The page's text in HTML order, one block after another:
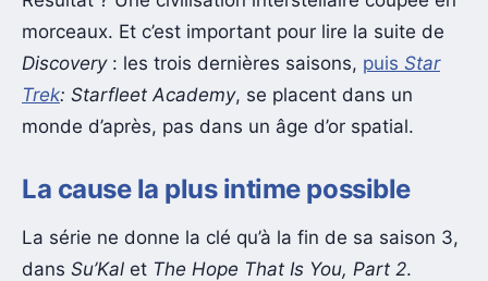
morceaux. Et c’est important pour lire la suite de
Discovery: les trois dernières saisons, puis Star
Trek: Starfleet Academy, se placent dans un
monde d’après, pas dans un âge d’or spatial.
La cause la plus intime possible
La série ne donne la clé qu’à la fin de sa saison 3,
dans Su’Kal et The Hope That Is You, Part 2.